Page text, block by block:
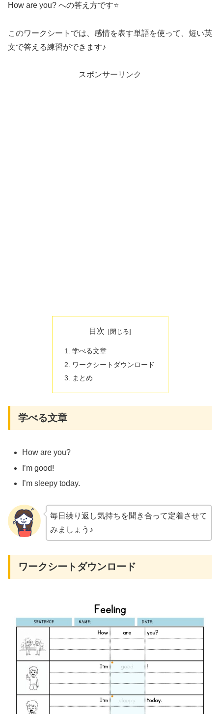
How are you? への答え方です⭐️
このワークシートでは、感情を表す単語を使って、短い英
文で答える練習ができます♪
スポンサーリンク
目次
学べる文章
ワークシートダウンロード
まとめ
学べる文章
How are you?
I’m good!
I’m sleepy today.
毎日繰り返し気持ちを聞き合って定着させて
みましょう♪
ワークシートダウンロード